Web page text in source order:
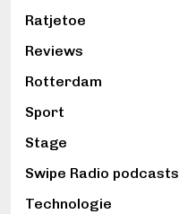
Ratjetoe
Reviews
Rotterdam
Sport
Stage
Swipe Radio podcasts
Technologie